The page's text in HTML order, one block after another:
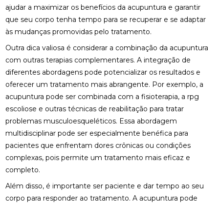
ajudar a maximizar os benefícios da acupuntura e garantir
que seu corpo tenha tempo para se recuperar e se adaptar
às mudanças promovidas pelo tratamento.
Outra dica valiosa é considerar a combinação da acupuntura
com outras terapias complementares. A integração de
diferentes abordagens pode potencializar os resultados e
oferecer um tratamento mais abrangente. Por exemplo, a
acupuntura pode ser combinada com a fisioterapia, arpg
escoliose e outras técnicas de reabilitação para tratar
problemas musculoesqueléticos. Essa abordagem
multidisciplinar pode ser especialmente benéfica para
pacientes que enfrentam dores crônicas ou condições
complexas, pois permite um tratamento mais eficaz e
completo.
Além disso, é importante ser paciente e dar tempo ao seu
corpo para responder ao tratamento. A acupuntura pode
FISIOTERAPIA VESTIBULAR PARA LABIRINTITE:
COMO ALIVIAR SINTOMAS E MELHORAR A
QUALIDADE DE VIDA
FISIOTERAPIA VESTIBULAR PARA LABIRINTITE:
COMO ALIVIAR SINTOMAS E MELHORAR O
EQUILÍBRIO
FISIOTERAPIA VESTIBULAR PARA LABIRINTITE: O
GUIA COMPLETO
REABILITAÇÃO FÍSICA
FISIOTERAPIA: BENEFÍCIOS E IMPORTÂNCIA PARA A
SUA SAÚDE
FISIOTERAPIA: BENEFÍCIOS E TRATAMENTOS
MELHORES CLÍNICAS DE OSTEOPATIA